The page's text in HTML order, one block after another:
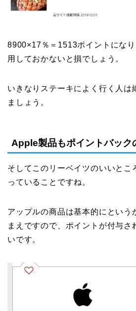
8900×17％＝1513ポイントにな
用しておかないと損でしょう。
いきなりステーキによく行く人は
ましょう。
Apple製品もポイントバック
そしてこのリーベイツのいいとこ
っていることですね。
アップルの商品は基本的にという
まえですので、ポイントが付与さ
いです。